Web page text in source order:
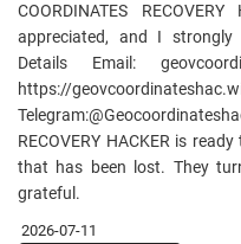
COORDINATES
appreciated, and I strongly
Details Email:
https://
RECOVERY HACKER is
that has been lost. They
grateful.
2026-07-11